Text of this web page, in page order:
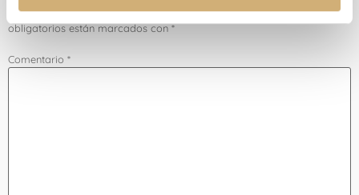
Tu dirección de correo electrónico no será publicada. Los campos
obligatorios están marcados con*
Comentario *